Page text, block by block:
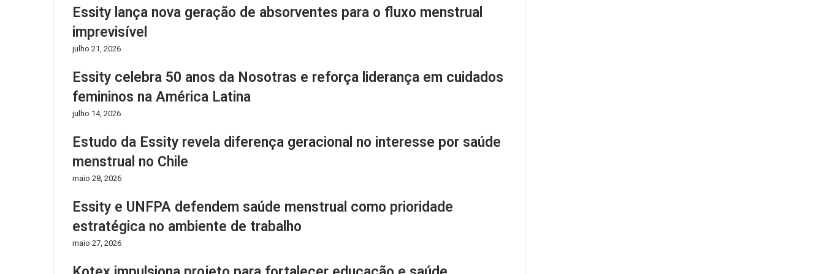
Essity lança nova geração de absorventes para o fluxo menstrual
imprevisível
julho 21, 2026
Essity celebra 50 anos da Nosotras e reforça liderança em cuidados
femininos na América Latina
julho 14, 2026
Estudo da Essity revela diferença geracional no interesse por saúde
menstrual no Chile
maio 28, 2026
Essity e UNFPA defendem saúde menstrual como prioridade
estratégica no ambiente de trabalho
maio 27, 2026